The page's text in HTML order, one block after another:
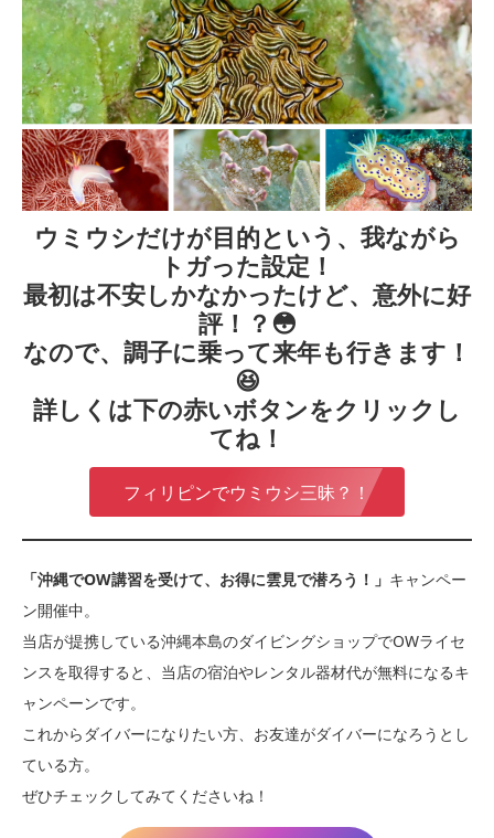
ウミウシだけが目的という、我ながら
トガった設定！
最初は不安しかなかったけど、意外に好
評！？😳
なので、調子に乗って来年も行きます！
😆
詳しくは下の赤いボタンをクリックし
てね！
フィリピンでウミウシ三昧？！
「沖縄でOW講習を受けて、お得に雲見で潜ろう！」 キャンペー
ン開催中。
当店が提携している沖縄本島のダイビングショップでOWライセ
ンスを取得すると、当店の宿泊やレンタル器材代が無料になるキ
ャンペーンです。
これからダイバーになりたい方、お友達がダイバーになろうとし
ている方。
ぜひチェックしてみてくださいね！